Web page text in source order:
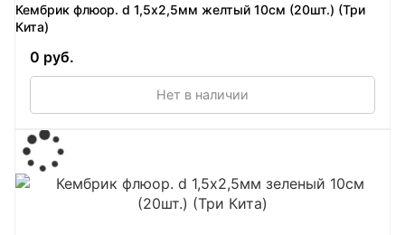
Кембрик флюор. d 1,5х2,5мм желтый 10см (20шт.) (Три
Кита)
0 руб.
Нет в наличии